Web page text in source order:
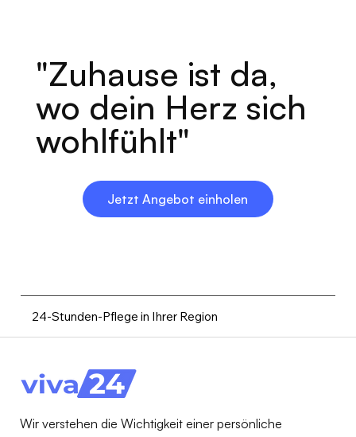
"Zuhause ist da,
wo dein Herz sich
wohlfühlt"
Jetzt Angebot einholen
24-Stunden-Pflege in Ihrer Region
Wir verstehen die Wichtigkeit einer persönliche